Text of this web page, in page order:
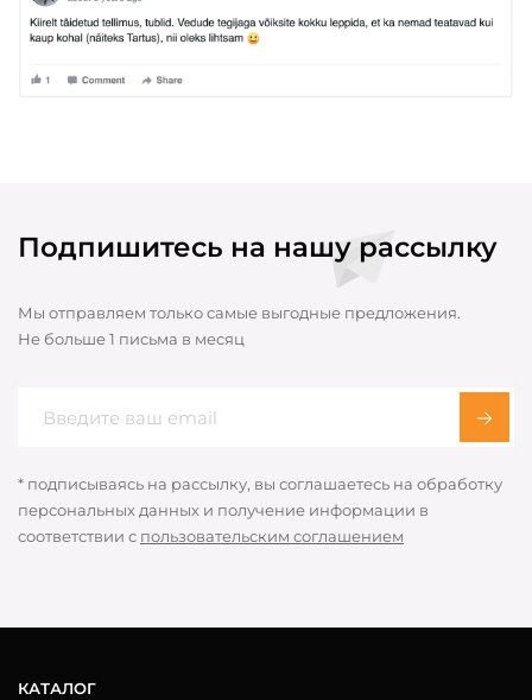
Подпишитесь на нашу рассылку
Мы отправляем только самые выгодные предложения.
Не больше 1 письма в месяц
* подписываясь на рассылку, вы соглашаетесь на обработку
персональных данных и получение информации в
соответствии с пользовательским соглашением
КАТАЛОГ